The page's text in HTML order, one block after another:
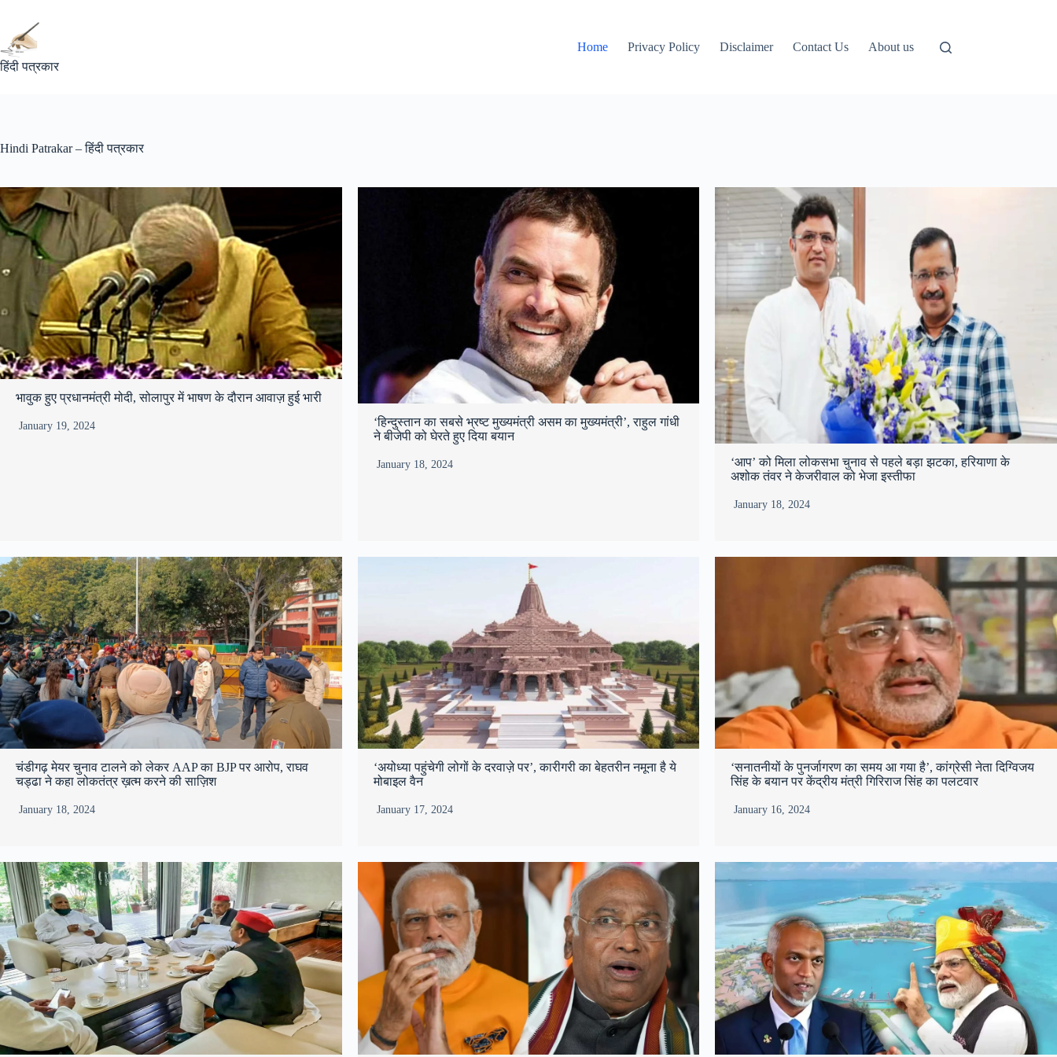
content
हिंदी पत्रकार
Home Privacy Policy Disclaimer Contact Us About us
Hindi Patrakar – हिंदी पत्रकार
भावुक हुए प्रधानमंत्री मोदी, सोलापुर में भाषण के दौरान आवाज़ हुई भारी
January 19, 2024
‘हिन्दुस्तान का सबसे भ्रष्ट मुख्यमंत्री असम का मुख्यमंत्री’, राहुल गांधी
ने बीजेपी को घेरते हुए दिया बयान
January 18, 2024
‘आप’ को मिला लोकसभा चुनाव से पहले बड़ा झटका, हरियाणा के
अशोक तंवर ने केजरीवाल को भेजा इस्तीफा
January 18, 2024
चंडीगढ़ मेयर चुनाव टालने को लेकर AAP का BJP पर आरोप, राघव
चड्ढा ने कहा लोकतंत्र ख़त्म करने की साज़िश
January 18, 2024
‘अयोध्या पहुंचेगी लोगों के दरवाज़े पर’, कारीगरी का बेहतरीन नमूना है ये
मोबाइल वैन
January 17, 2024
‘सनातनीयों के पुनर्जागरण का समय आ गया है’, कांग्रेसी नेता दिग्विजय
सिंह के बयान पर केंद्रीय मंत्री गिरिराज सिंह का पलटवार
January 16, 2024